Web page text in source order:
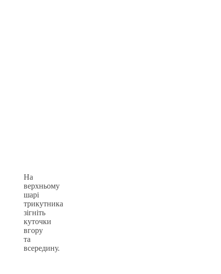
На
верхньому
шарі
трикутника
зігніть
куточки
вгору
та
всередину.